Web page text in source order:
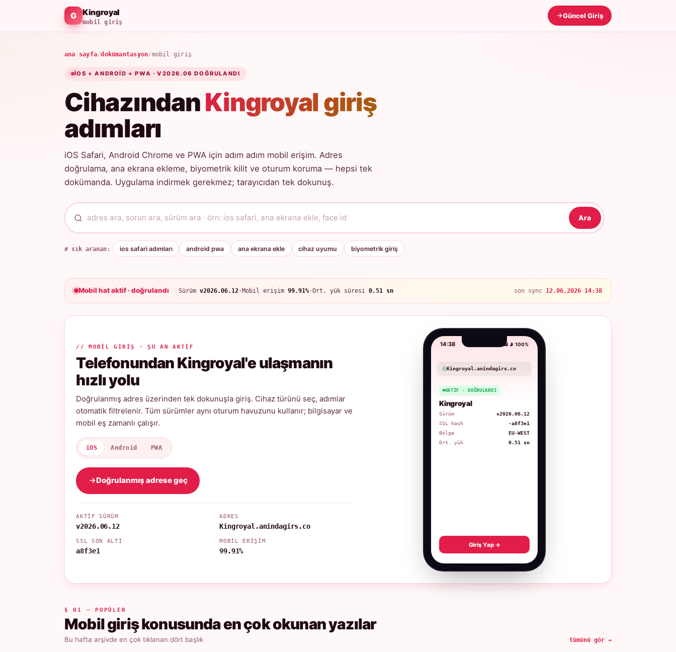
Kingroyal
mobil giriş
Güncel Giriş
ana sayfa/dokümantasyon/mobil giriş
IOS + ANDROID + PWA · V2026.06 DOĞRULANDI
CihazındanKingroyal giriş
adımları
iOS Safari, Android Chrome ve PWA için adım adım mobil erişim. Adres
doğrulama, ana ekrana ekleme, biyometrik kilit ve oturum koruma — hepsi tek
dokümanda. Uygulama indirmek gerekmez; tarayıcıdan tek dokunuş.
Ara
# sık aranan: ios safari adımları android pwa ana ekrana ekle cihaz uyumu biyometrik giriş
Mobil hat aktif · doğrulandı Sürüm v2026.06.12·Mobil erişim 99.91%·Ort. yük süresi 0.51 sn son sync 12.06.2026 14:38
// MOBIL GIRIŞ · ŞU AN AKTIF
Telefonundan Kingroyal'e ulaşmanın
hızlı yolu
Doğrulanmış adres üzerinden tek dokunuşla giriş. Cihaz türünü seç, adımlar
otomatik filtrelenir. Tüm sürümler aynı oturum havuzunu kullanır; bilgisayar ve
mobil eş zamanlı çalışır.
iOS Android PWA
Doğrulanmış adrese geç
AKTIF SÜRÜM
v2026.06.12
ADRES
Kingroyal.anindagirs.co
SSL SON ALTI
a8f3e1
MOBIL ERIŞIM
99.91%
14:38 📶 📡 100%
Kingroyal.anindagirs.co
AKTIF · DOĞRULANDI
Kingroyal
Sürüm
v2026.06.12
SSL hash
·a8f3e1
Bölge
EU-WEST
Ort. yük
0.51 sn
Giriş Yap →
§ 01 — POPÜLER
Mobil giriş konusunda en çok okunan yazılar
Bu hafta arşivde en çok tıklanan dört başlık tümünü gör →